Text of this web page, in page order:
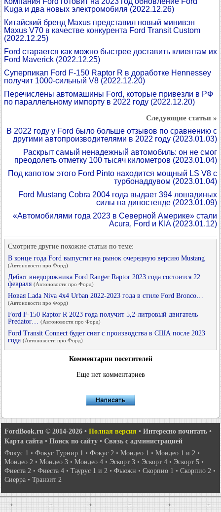
Kuga и два новых электромобиля (2022.12.26)
Китайский бренд Maxus представил новый минивэн
Maxus V70 в качестве конкурента Ford Transit Custom
(2022.12.25)
Ford старается как можно быстрее доставить клиентам их
Ford Maverick (2022.12.25)
Суперпикап Ford F-150 Raptor R в доработке Hennessey
получит 1000-сильный V8 (2022.12.20)
Перечислены автомашины Ford, которые привезли в РФ
по параллельному импорту в 2022 году (2022.12.20)
Следующие статьи »
В 2022 году у Ford было больше отзывов по сравнению с
другими автопроизводителями в 2022 году (2023.01.03)
Раскрыт самый ненадежный автомобиль: он не смог
преодолеть отметку 100 тысяч километров (2023.01.04)
Под капотом этого Ford Pinto находится мощный LS V8 с
турбонаддувом (2023.01.04)
Ford Mustang Cobra 2004 года выдает 394 лошадиных
силы на диностенде (2023.01.09)
«Автомобилями года 2023 в Северной Америке» стали
Acura, Ford и KIA (2023.01.12)
Смотрите другие похожие статьи по теме:
В конце года Ford выпустит на рынок очередную версию Mustang
(Автоновости про Форд)
Дебют внедорожника Ford Ranger Raptor 2023 года состоится 22
февраля (Автоновости про Форд)
Новая Lada Niva 4x4 Urban 2022-2023 года в стиле Ford Bronco…
(Автоновости про Форд)
Ford F-150 Raptor R 2023 года получит 5,2-литровый двигатель
Predator…
(Автоновости про Форд)
Ford Transit Connect будет снят с производства в США после 2023
года (Автоновости про Форд)
Комментарии посетителей
Еще нет комментариев
FordBook.ru © 2014-2026 • Полная версия • Интересно почитать •
Карта сайта • Поиск по сайту • Связь с администрацией
Фокус 1 • Фокус Турнир 1 • Фокус 2 • Мондео 1 • Мондео 1 и 2 •
Мондео 2 • Мондео 3 • Мондео 4 • Эскорт 3 • Эскорт 4 • Эскорт 5 •
Фиеста 2 • Фиеста 4 • Таурус 1 и 2 • Фьюжн • Скорпио 1 • Скорпио 2 •
Сиерра • Транзит 2